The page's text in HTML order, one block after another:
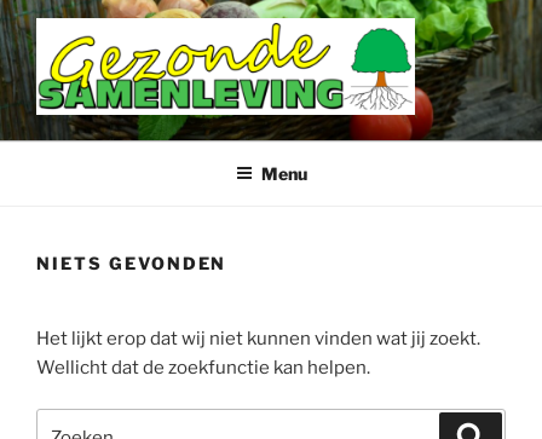
Ga
naar
de
inhoud
DOETINCHEM GEZONDE
SAMENLEVINGMenu
NIETS GEVONDEN
Het lijkt erop dat wij niet kunnen vinden wat jij zoekt.
Wellicht dat de zoekfunctie kan helpen.